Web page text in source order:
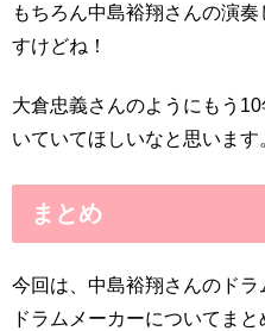
もちろん中島裕翔さんの演
すけどね！
大倉忠義さんのようにもう
いていてほしいなと思います
まとめ
今回は、中島裕翔さんのド
ドラムメーカーについてま